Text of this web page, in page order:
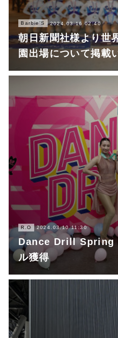
Barbie'S 2024.03.16 02:40
朝日新聞社様より世
園出場について掲載
R.O 2024.03.10 11:30
Dance Drill Spring
ル獲得